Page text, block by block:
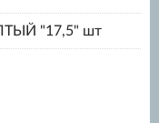
"17,5" шт